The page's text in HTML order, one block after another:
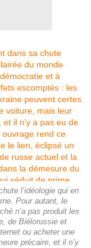
l’idéologie qui en
Pour autant, le
n’a pas produit les
de Biélorussie et
ou acheter une
précaire, et il n’y